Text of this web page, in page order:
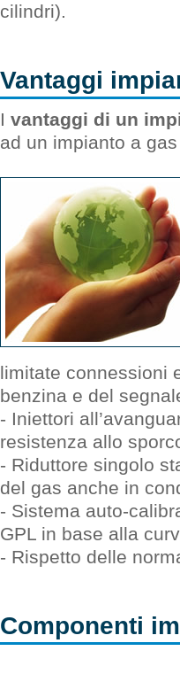
cilindri).
Vantaggi
I vantaggi di un
ad un impianto a
limitate connessioni
benzina e del
- Iniettori
resistenza allo
- Riduttore singolo
del gas anche in
- Sistema auto-
GPL in base alla
- Rispetto delle
Componenti